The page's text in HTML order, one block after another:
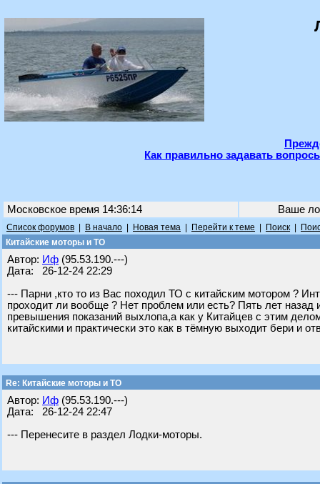
Как правильно задавать
Московское время 14:36:14 Ваше
Список форумов В начало Новая тема Перейти к теме Поиск
Китайские моторы и ТО
Автор: Иф (95.53.190.---)
Дата: 26-12-24 22:29
--- Парни ,кто то из Вас походил ТО с китайским мотором ?
проходит ли вообще ? Нет проблем или есть? Пять лет
превышения показаний выхлопа,а как у Китайцев с этим
китайскими и практически это как в тёмную выходит бери и
Re: Китайские моторы и ТО
Автор: Иф (95.53.190.---)
Дата: 26-12-24 22:47
--- Перенесите в раздел Лодки-моторы.